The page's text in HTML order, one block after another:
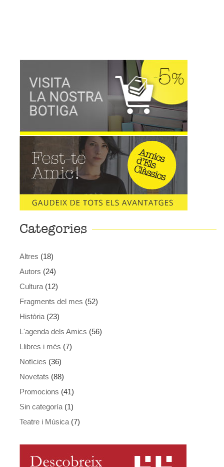
Categories
Altres (18)
Autors (24)
Cultura (12)
Fragments del mes (52)
Història (23)
L'agenda dels Amics (56)
Llibres i més (7)
Notícies (36)
Novetats (88)
Promocions (41)
Sin categoría (1)
Teatre i Música (7)